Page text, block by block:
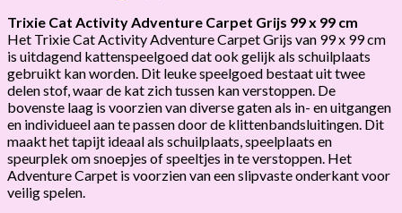
Trixie Cat Activity Adventure Carpet Grijs 99 x 99 cm
Het Trixie Cat Activity Adventure Carpet Grijs van 99 x 99 cm
is uitdagend kattenspeelgoed dat ook gelijk als schuilplaats
gebruikt kan worden. Dit leuke speelgoed bestaat uit twee
delen stof, waar de kat zich tussen kan verstoppen. De
bovenste laag is voorzien van diverse gaten als in- en uitgangen
en individueel aan te passen door de klittenbandsluitingen. Dit
maakt het tapijt ideaal als schuilplaats, speelplaats en
speurplek om snoepjes of speeltjes in te verstoppen. Het
Adventure Carpet is voorzien van een slipvaste onderkant voor
veilig spelen.